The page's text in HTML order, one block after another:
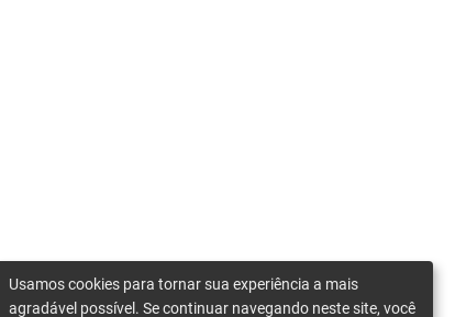
Usamos cookies para tornar sua experiência a mais
agradável possível. Se continuar navegando neste site, você